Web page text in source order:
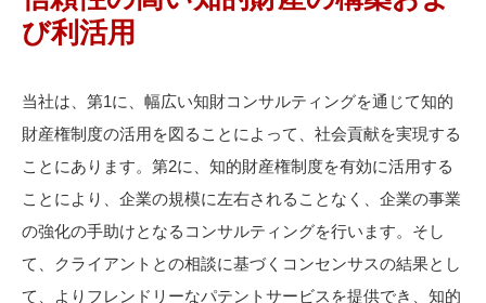
び利活用
当社は、第1に、幅広い知財コンサルティングを通じて知的
財産権制度の活用を図ることによって、社会貢献を実現する
ことにあります。第2に、知的財産権制度を有効に活用する
ことにより、企業の規模に左右されることなく、企業の事業
の強化の手助けとなるコンサルティングを行います。そし
て、クライアントとの相談に基づくコンセンサスの結果とし
て、よりフレンドリーなパテントサービスを提供でき、知的